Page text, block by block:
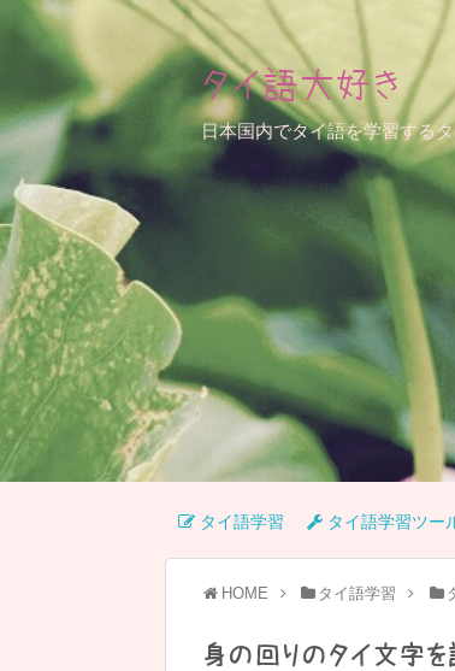
タイ語大好き
日本国内でタイ語を学習する
タイ語学習 タイ語学習ツー
HOME タイ語学習
身の回りのタイ文字を